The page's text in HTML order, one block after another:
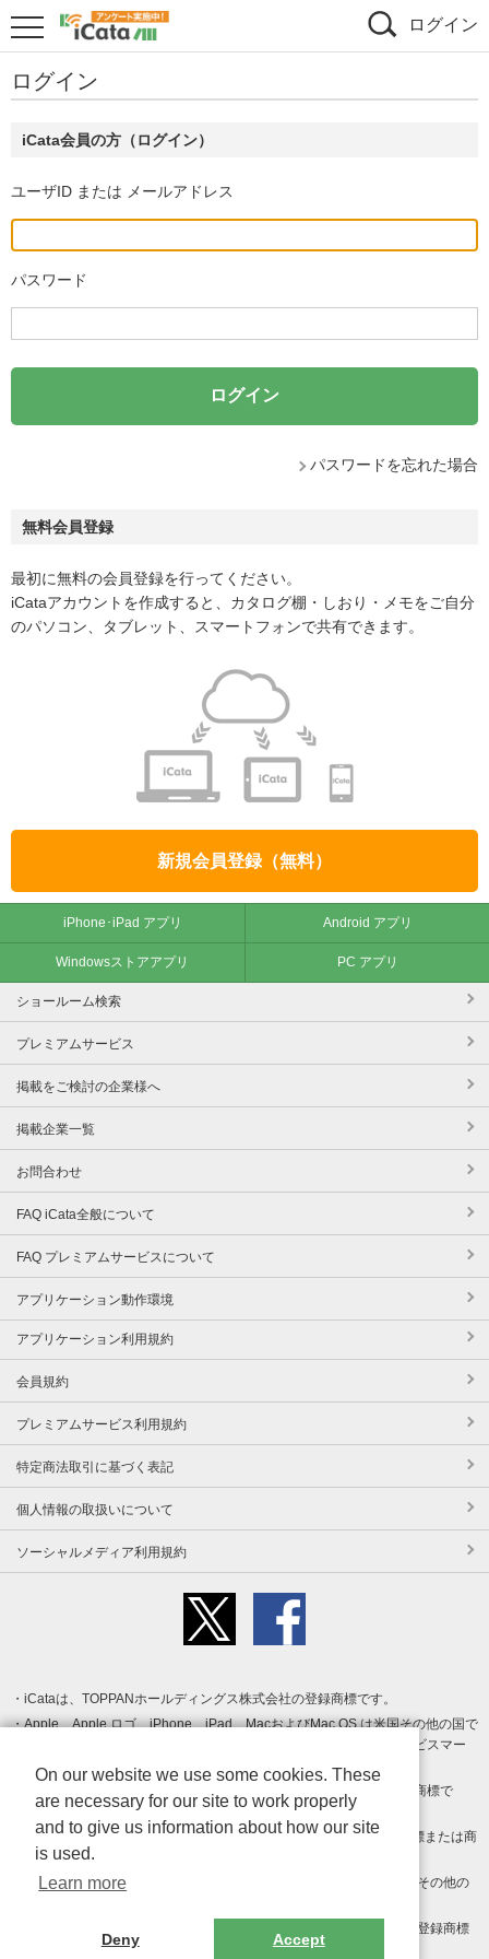
ログイン
ログイン
iCata会員の方（ログイン）
ユーザID または メールアドレス
パスワード
パスワードを忘れた場合
無料会員登録
最初に無料の会員登録を行ってください。
iCataアカウントを作成すると、カタログ棚・しおり・メモをご自分
のパソコン、タブレット、スマートフォンで共有できます。
新規会員登録（無料）
iPhone･iPad アプリ Android アプリ
Windowsストアアプリ PC アプリ
ショールーム検索
プレミアムサービス
掲載をご検討の企業様へ
掲載企業一覧
お問合わせ
FAQ iCata全般について
FAQ プレミアムサービスについて
アプリケーション動作環境
アプリケーション利用規約
会員規約
プレミアムサービス利用規約
特定商法取引に基づく表記
個人情報の取扱いについて
ソーシャルメディア利用規約
iCataは、TOPPANホールディングス株式会社の登録商標です。
Apple、Apple ロゴ、iPhone、iPad、MacおよびMac OS は米国その他の国で
登録された Apple Inc. の商標です。App Store は Apple Inc. のサービスマー
クです。
Android、Google Play および Google Play ロゴ は Google LLC の商標で
す。
Windows は Microsoft Inc.の米国およびその他の国における登録商標または商
標です。
Adobe、Adobe Reader、Adobe PDF は、Adobe Inc.の米国およびその他の
その他、記載されている会社名、商品名、ロゴは各社の商標または登録商標
On our website we use some cookies. These
are necessary for our site to work properly
and to give us information about how our site
is used.
Learn more
Deny Accept